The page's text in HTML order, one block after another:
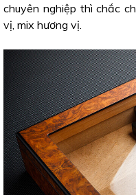
chuyên nghiệp thì chắc
vị, mix hương vị.